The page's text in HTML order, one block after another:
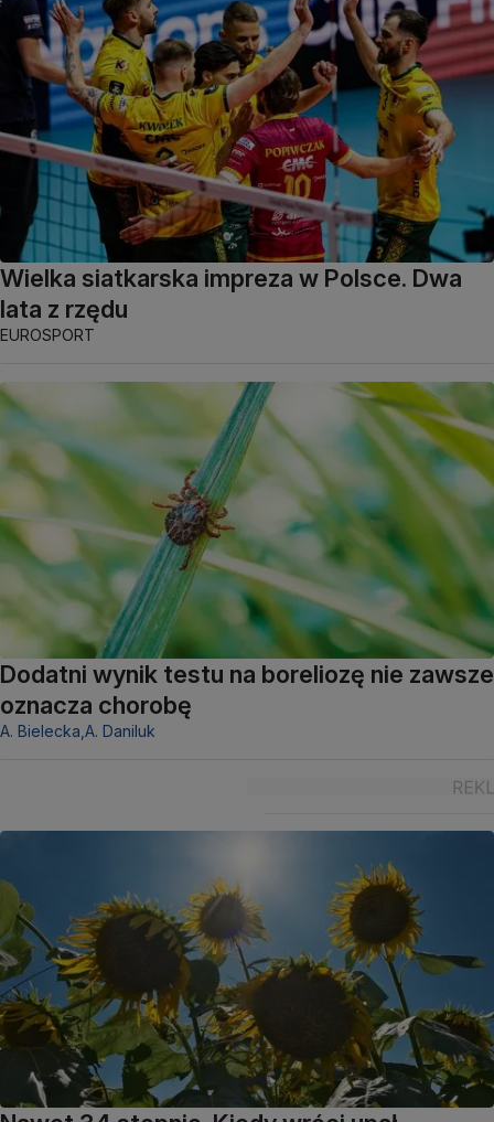
Wielka siatkarska impreza w Polsce. Dwa
lata z rzędu
EUROSPORT
Dodatni wynik testu na boreliozę nie zawsze
oznacza chorobę
A. Bielecka, A. Daniluk